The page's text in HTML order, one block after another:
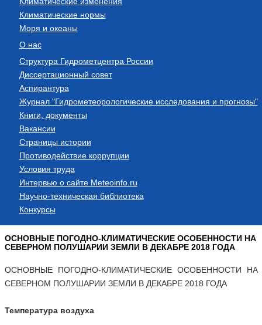
Климатические нормы
Моря и океаны
О нас
Структура Гидрометцентра России
Диссертационный совет
Аспирантура
Журнал "Гидрометеорологические исследования и прогнозы"
Книги, документы
Вакансии
Страницы истории
Противодействие коррупции
Условия труда
Интервью о сайте Meteoinfo.ru
Научно-техническая библиотека
Конкурсы
ОСНОВНЫЕ ПОГОДНО-КЛИМАТИЧЕСКИЕ ОСОБЕННОСТИ НА
СЕВЕРНОМ ПОЛУШАРИИ ЗЕМЛИ В ДЕКАБРЕ 2018 ГОДА
ОСНОВНЫЕ ПОГОДНО-КЛИМАТИЧЕСКИЕ ОСОБЕННОСТИ НА
СЕВЕРНОМ ПОЛУШАРИИ ЗЕМЛИ В ДЕКАБРЕ 2018 ГОДА
Температура воздуха